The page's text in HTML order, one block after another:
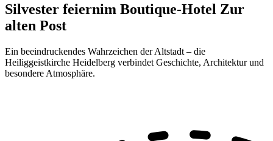
Silvester feiernim Boutique-Hotel Zur
alten Post
Ein beeindruckendes Wahrzeichen der Altstadt – die
Heiliggeistkirche Heidelberg verbindet Geschichte, Architektur und
besondere Atmosphäre.